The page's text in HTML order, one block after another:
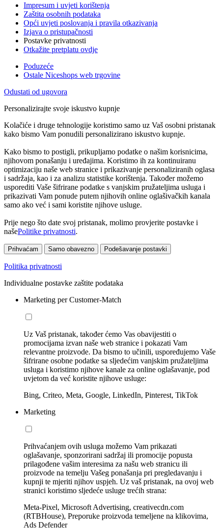
Impresum i uvjeti korištenja
Zaštita osobnih podataka
Opći uvjeti poslovanja i pravila otkazivanja
Izjava o pristupačnosti
Postavke privatnosti
Otkažite pretplatu ovdje
Poduzeće
Ostale Niceshops web trgovine
Odustati od ugovora
Personalizirajte svoje iskustvo kupnje
Kolačiće i druge tehnologije koristimo samo uz Vaš osobni pristanak
kako bismo Vam ponudili personalizirano iskustvo kupnje.
Kako bismo to postigli, prikupljamo podatke o našim korisnicima,
njihovom ponašanju i uređajima. Koristimo ih za kontinuiranu
optimizaciju naše web stranice i prikazivanje personaliziranih oglasa
i sadržaja, kao i za analizu statistike korištenja. Također možemo
usporediti Vaše šifrirane podatke s vanjskim pružateljima usluga i
prikazivati Vam ponude putem njihovih online oglašivačkih kanala
samo ako već i sami koristite njihove usluge.
Prije nego što date svoj pristanak, molimo provjerite postavke i
našePolitike privatnosti.
Prihvaćam Samo obavezno Podešavanje postavki
Politika privatnosti
Individualne postavke zaštite podataka
Marketing per Customer-Match
Uz Vaš pristanak, također ćemo Vas obavijestiti o
promocijama izvan naše web stranice i pokazati Vam
relevantne proizvode. Da bismo to učinili, uspoređujemo Vaše
šifrirane osobne podatke sa sljedećim vanjskim pružateljima
usluga i koristimo njihove kanale za online oglašavanje, pod
uvjetom da već koristite njihove usluge:
Bing, Criteo, Meta, Google, LinkedIn, Pinterest, TikTok
Marketing
Prihvaćanjem ovih usluga možemo Vam prikazati
oglašavanje, sponzorirani sadržaj ili promocije popusta
prilagođene vašim interesima za našu web stranicu ili
proizvode na temelju Vašeg ponašanja pri pregledavanju i
kupnji te mjeriti njihov uspjeh. Uz vaš pristanak, na ovoj web
stranici koristimo sljedeće usluge trećih strana:
Meta-Pixel, Microsoft Advertising, creativecdn.com
(RTBHouse), Preporuke proizvoda temeljene na klikovima,
Ads Defender